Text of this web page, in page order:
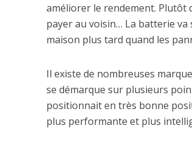
améliorer le rendement. Plutôt
payer au voisin… La batterie va
maison plus tard quand les
Il existe de nombreuses
se démarque sur plusieurs
positionnait en très bonne
plus performante et plus